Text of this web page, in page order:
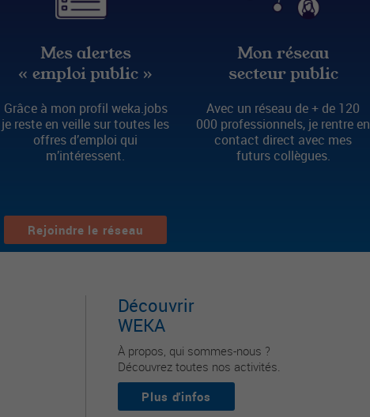
Mes alertes
« emploi public »
Grâce à mon profil weka.jobs
je reste en veille sur toutes les
offres d’emploi qui
m’intéressent.
Mon réseau
secteur public
Avec un réseau de + de 120
000 professionnels, je rentre en
contact direct avec mes
futurs collègues.
Rejoindre le réseau
Découvrir
WEKA
À propos, qui sommes-nous ?
Découvrez toutes nos activités.
Plus d'infos